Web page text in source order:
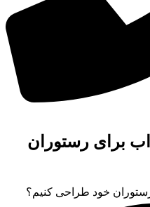
برای رستوران